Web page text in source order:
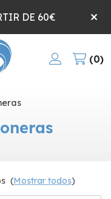
DE 60€
0
(Mostrar todos)